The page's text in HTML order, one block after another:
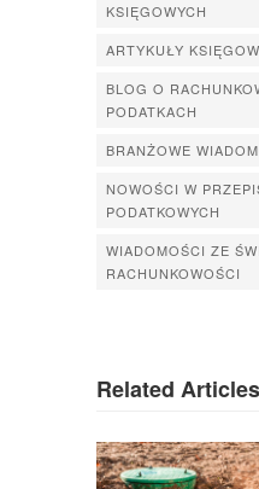
KSIĘGOWYCH
ARTYKUŁY
BLOG O
PODATKACH
BRANŻOWE
NOWOŚCI W
PODATKOWYCH
WIADOMOŚCI ZE
RACHUNKOWOŚCI
Related Articles